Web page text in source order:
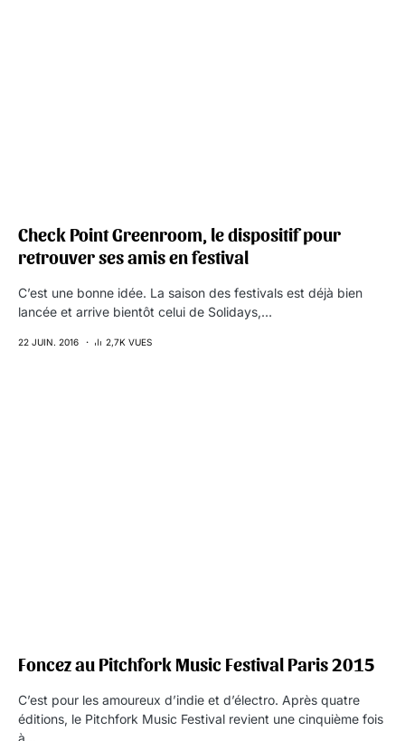
Check Point Greenroom, le dispositif pour
retrouver ses amis en festival
C’est une bonne idée. La saison des festivals est déjà bien
lancée et arrive bientôt celui de Solidays,…
22 JUIN. 2016 2,7K VUES
Foncez au Pitchfork Music Festival Paris 2015
C’est pour les amoureux d’indie et d’électro. Après quatre
éditions, le Pitchfork Music Festival revient une cinquième fois
à…